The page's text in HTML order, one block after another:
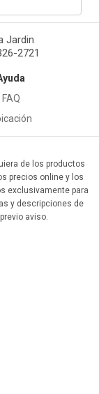
Jardin
2721
FAQ
de los productos
precios online y los
exclusivamente para
y descripciones de
aviso.